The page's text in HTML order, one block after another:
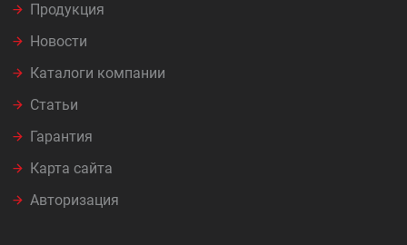
Продукция
Новости
Каталоги компании
Статьи
Гарантия
Карта сайта
Авторизация